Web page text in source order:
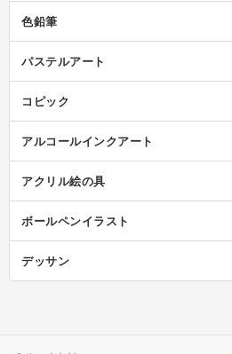
画の入門として塗り絵で色彩感覚を身に着
のみで加工も簡単に出来るのでシニアの間
ては、いかがでしょうか。
色鉛筆
パステルアート
コピック
アルコールインクアート
アクリル絵の具
ボールペンイラスト
デッサン